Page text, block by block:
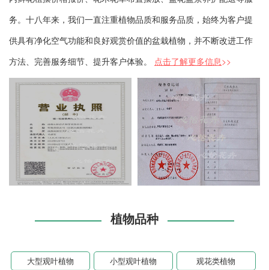
务。十八年来，我们一直注重植物品质和服务品质，始终为客户提
供具有净化空气功能和良好观赏价值的盆栽植物，并不断改进工作
方法、完善服务细节、提升客户体验。 点击了解更多信息>>
植物品种
大型观叶植物 小型观叶植物 观花类植物